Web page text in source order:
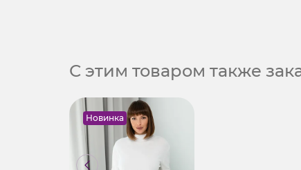
С этим товаром также
Новинка